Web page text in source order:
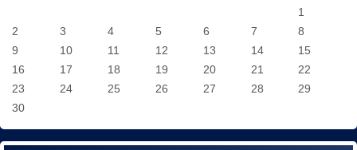
1
2
3 4 5 6 7
8
9
10 11 12 13 14
15
16
17 18 19 20 21
22
23
24 25 26 27 28
29
30